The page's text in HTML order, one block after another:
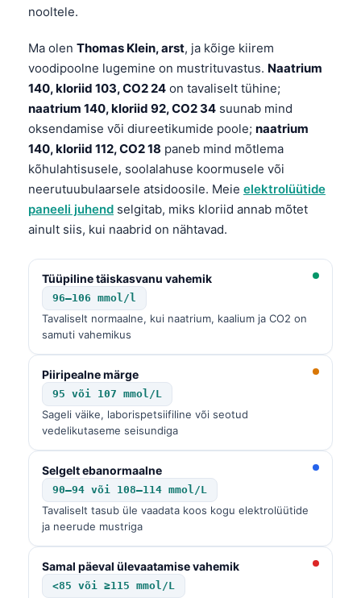
nooltele.
Ma olen Thomas Klein, arst, ja kõige kiirem
voodipoolne lugemine on mustrituvastus. Naatrium
140, kloriid 103, CO2 24 on tavaliselt tühine;
naatrium 140, kloriid 92, CO2 34 suunab mind
oksendamise või diureetikumide poole; naatrium
140, kloriid 112, CO2 18 paneb mind mõtlema
kõhulahtisusele, soolalahuse koormusele või
neerutuubulaarsele atsidoosile. Meie elektrolüütide
paneeli juhend selgitab, miks kloriid annab mõtet
ainult siis, kui naabrid on nähtavad.
Tüüpiline täiskasvanu vahemik
96–106 mmol/l
Tavaliselt normaalne, kui naatrium, kaalium ja CO2 on
samuti vahemikus
Piiripealne märge
95 või 107 mmol/L
Sageli väike, laborispetsiifiline või seotud
vedelikutaseme seisundiga
Selgelt ebanormaalne
90–94 või 108–114 mmol/L
Tavaliselt tasub üle vaadata koos kogu elektrolüütide
ja neerude mustriga
Samal päeval ülevaatamise vahemik
<85 või ≥115 mmol/L